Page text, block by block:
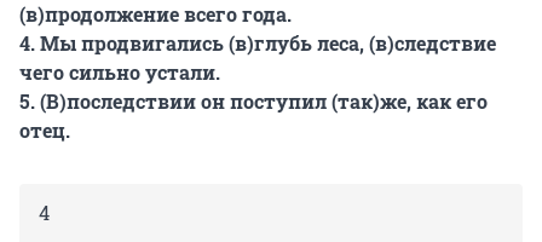
(в)продолжение всего года.
4. Мы продвигались (в)глубь леса, (в)следствие
чего сильно устали.
5. (В)последствии он поступил (так)же, как его
отец.
4